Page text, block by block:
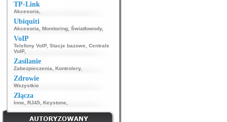
TP-Link
Akcesoria
Ubiquiti
Akcesoria Monitoring Światłowody,
VoIP
Telefony VoIP, Stacje bazowe
Centrale
VoIP,
Zasilanie
Zabezpieczenia Kontrolery,
Zdrowie
Wszystkie
Złącza
Inne RJ45 Keystone